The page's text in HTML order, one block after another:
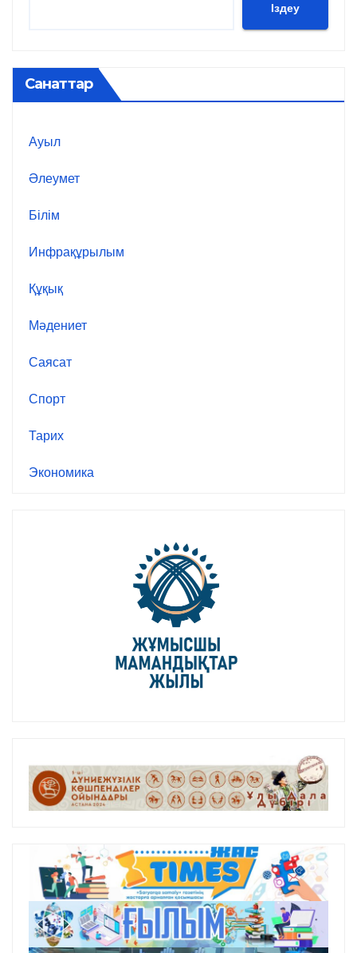
Іздеу
Санаттар
Ауыл
Әлеумет
Білім
Инфрақұрылым
Құқық
Мәдениет
Саясат
Спорт
Тарих
Экономика